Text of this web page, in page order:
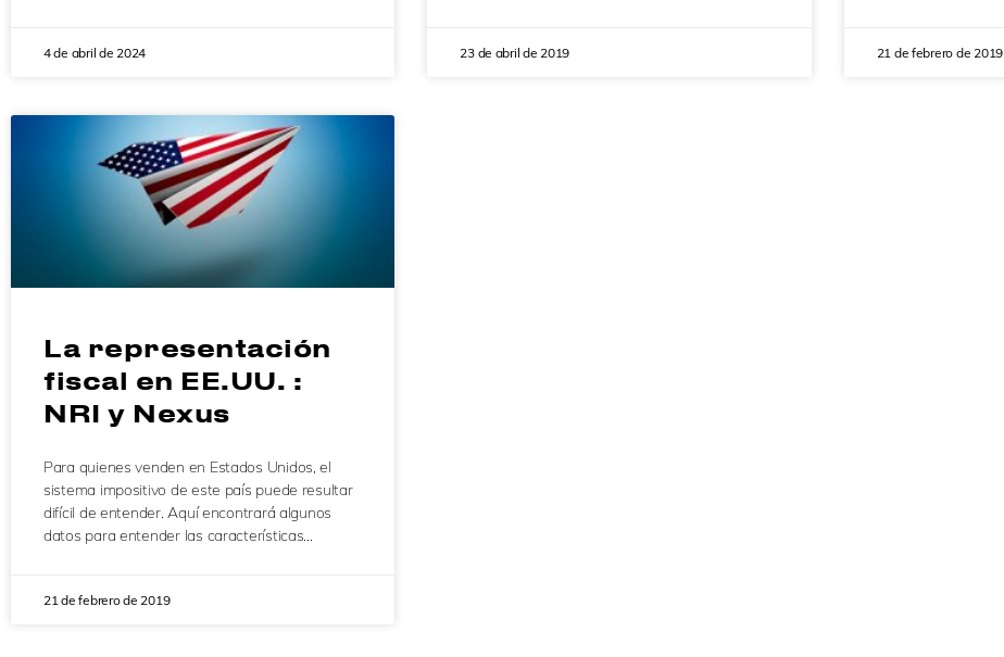
4 de abril de 2024 23 de abril de 2019 21 de febrero de 2019
La representación
fiscal en EE.UU. :
NRI y Nexus
Para quienes venden en Estados Unidos, el
sistema impositivo de este país puede resultar
difícil de entender. Aquí encontrará algunos
datos para entender las características…
21 de febrero de 2019